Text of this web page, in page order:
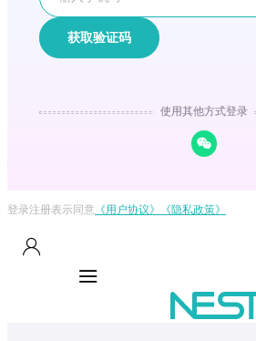
获取验证码
使用其他方式登录
登录注册表示同意 《用户协议》 《隐私政策》